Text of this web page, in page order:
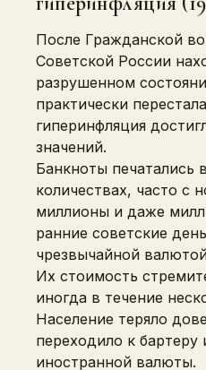
После Гражданской
Советской России
разрушенном
практически
гиперинфляция
значений.
Банкноты печатались
количествах, часто с
миллионы и даже
ранние советские
чрезвычайной
Их стоимость
иногда в течение
Население теряло
переходило к
иностранной валюты.